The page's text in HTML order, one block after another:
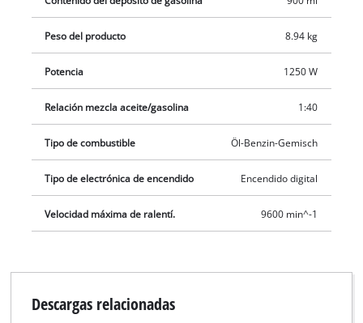
trabajo está asegurada por un embrague centrífugo que
desconecta la herramienta de corte en modo inactivo. Para
desmontar en dos partes en unos pocos movimientos para
facilitar su transporte y almacenamiento en un espacio
mínimo.
Peso del producto 8.94 kg
Potencia 1250 W
Relación mezcla aceite/gasolina 1:40
Tipo de combustible Öl-Benzin-Gemisch
Tipo de electrónica de encendido Encendido digital
Velocidad máxima de ralentí. 9600 min^-1
Descargas relacionadas